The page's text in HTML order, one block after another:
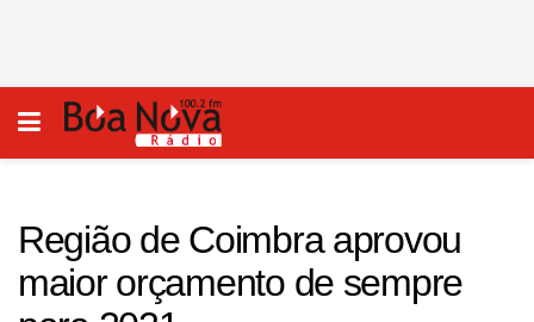
Região de Coimbra aprovou
maior orçamento de sempre